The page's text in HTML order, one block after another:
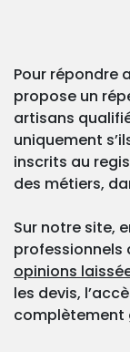
Pour répondre
propose un
artisans
uniquement
inscrits au
des métiers,
Sur notre site,
professionnels
opinions
les devis,
complètement